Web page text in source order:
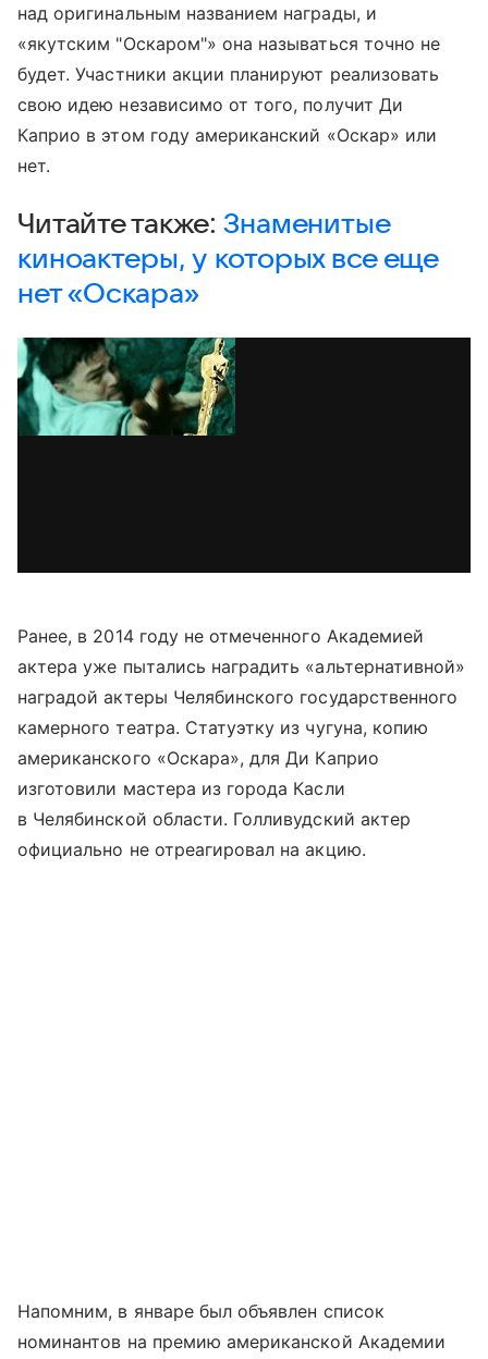
над оригинальным названием награды, и
«якутским "Оскаром"» она называться точно не
будет. Участники акции планируют реализовать
свою идею независимо от того, получит Ди
Каприо в этом году американский «Оскар» или
нет.
Читайте также:Знаменитые
киноактеры, у которых все еще
нет «Оскара»
Ранее, в 2014 году не отмеченного Академией
актера уже пытались наградить «альтернативной»
наградой актеры Челябинского государственного
камерного театра. Статуэтку из чугуна, копию
американского «Оскара», для Ди Каприо
изготовили мастера из города Касли
в Челябинской области. Голливудский актер
официально не отреагировал на акцию.
Напомним, в январе был объявлен список
номинантов на премию американской Академии